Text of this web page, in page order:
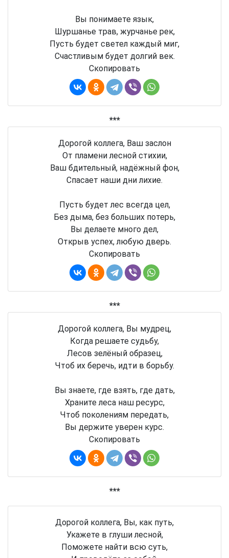
Вы понимаете язык,
Шуршанье трав, журчанье рек,
Пусть будет светел каждый миг,
Счастливым будет долгий век.
Скопировать
***
Дорогой коллега, Ваш заслон
От пламени лесной стихии,
Ваш бдительный, надёжный фон,
Спасает наши дни лихие.
Пусть будет лес всегда цел,
Без дыма, без больших потерь,
Вы делаете много дел,
Открыв успех, любую дверь.
Скопировать
***
Дорогой коллега, Вы мудрец,
Когда решаете судьбу,
Лесов зелёный образец,
Чтоб их беречь, идти в борьбу.
Вы знаете, где взять, где дать,
Храните леса наш ресурс,
Чтоб поколениям передать,
Вы держите уверен курс.
Скопировать
***
Дорогой коллега, Вы, как путь,
Укажете в глуши лесной,
Поможете найти всю суть,